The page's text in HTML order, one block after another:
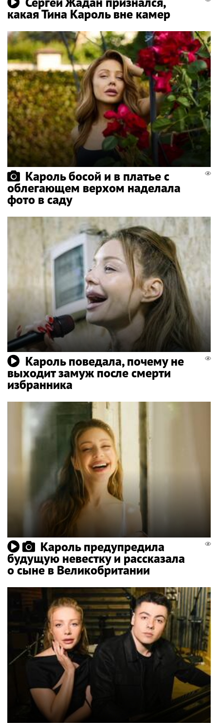
какая Тина Кароль вне камер
Кароль босой и в платье с
облегающем верхом наделала
фото в саду
Кароль поведала, почему не
выходит замуж после смерти
избранника
Кароль предупредила
будущую невестку и рассказала
о сыне в Великобритании